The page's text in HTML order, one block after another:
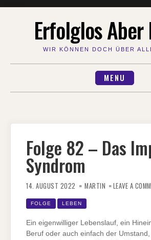
Erfolglos
WIR KÖNNEN DOCH ÜBER
MENU
Folge 82 – Das
Syndrom
14. AUGUST 2022 MARTIN LEAVE A
FOLGE LEBEN
Ein eigenwilliger Lebenslauf, ein
Beruf oder auch einfach der